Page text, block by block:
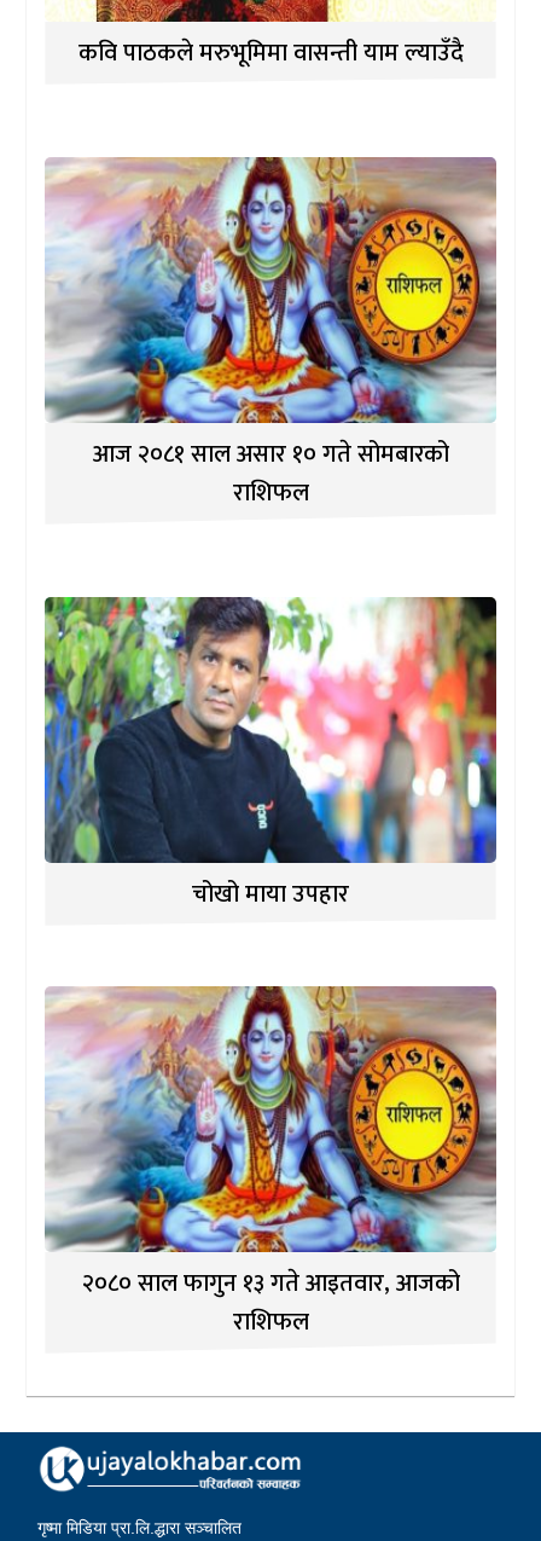
कवि पाठकले मरुभूमिमा वासन्ती याम ल्याउँदै
आज २०८१ साल असार १० गते सोमबारको
राशिफल
चोखो माया उपहार
२०८० साल फागुन १३ गते आइतवार, आजको
राशिफल
गृष्मा मिडिया प्रा.लि.द्धारा सञ्चालित